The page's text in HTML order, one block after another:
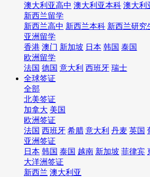
澳大利亚高中 澳大利亚本科 澳大利
新西兰留学
新西兰高中 新西兰本科 新西兰研究
亚洲留学
香港 澳门 新加坡 日本 韩国 泰国
欧洲留学
法国 德国 意大利 西班牙 瑞士
全球签证
全部
北美签证
加拿大 美国
欧洲签证
法国 西班牙 希腊 意大利 丹麦 英国
亚洲签证
日本 韩国 泰国 越南 新加坡 菲律宾
大洋洲签证
新西兰 澳大利亚